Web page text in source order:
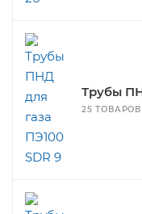
Трубы
25 ТОВАРОВ